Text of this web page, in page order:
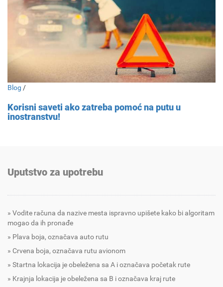
Blog /
Korisni saveti ako zatreba pomoć na putu u
inostranstvu!
Uputstvo za upotrebu
Vodite računa da nazive mesta ispravno upišete kako bi algoritam
mogao da ih pronađe
Plava boja, označava auto rutu
Crvena boja, označava rutu avionom
Startna lokacija je obeležena sa A i označava početak rute
Krajnja lokacija je obeležena sa B i označava kraj rute